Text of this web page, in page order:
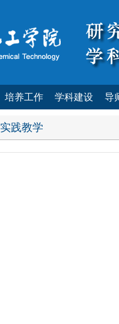
培养工作 学科建设 导
实践教学